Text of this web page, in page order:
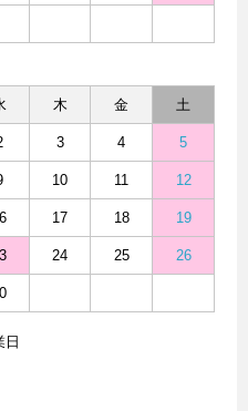
木 金 土
3 4 5
10 11 12
17 18 19
24 25 26